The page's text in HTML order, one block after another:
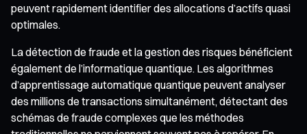
peuvent rapidement identifier des allocations d’actifs quasi
optimales.
La détection de fraude et la gestion des risques bénéficient
également de l’informatique quantique. Les algorithmes
d’apprentissage automatique quantique peuvent analyser
des millions de transactions simultanément, détectant des
schémas de fraude complexes que les méthodes